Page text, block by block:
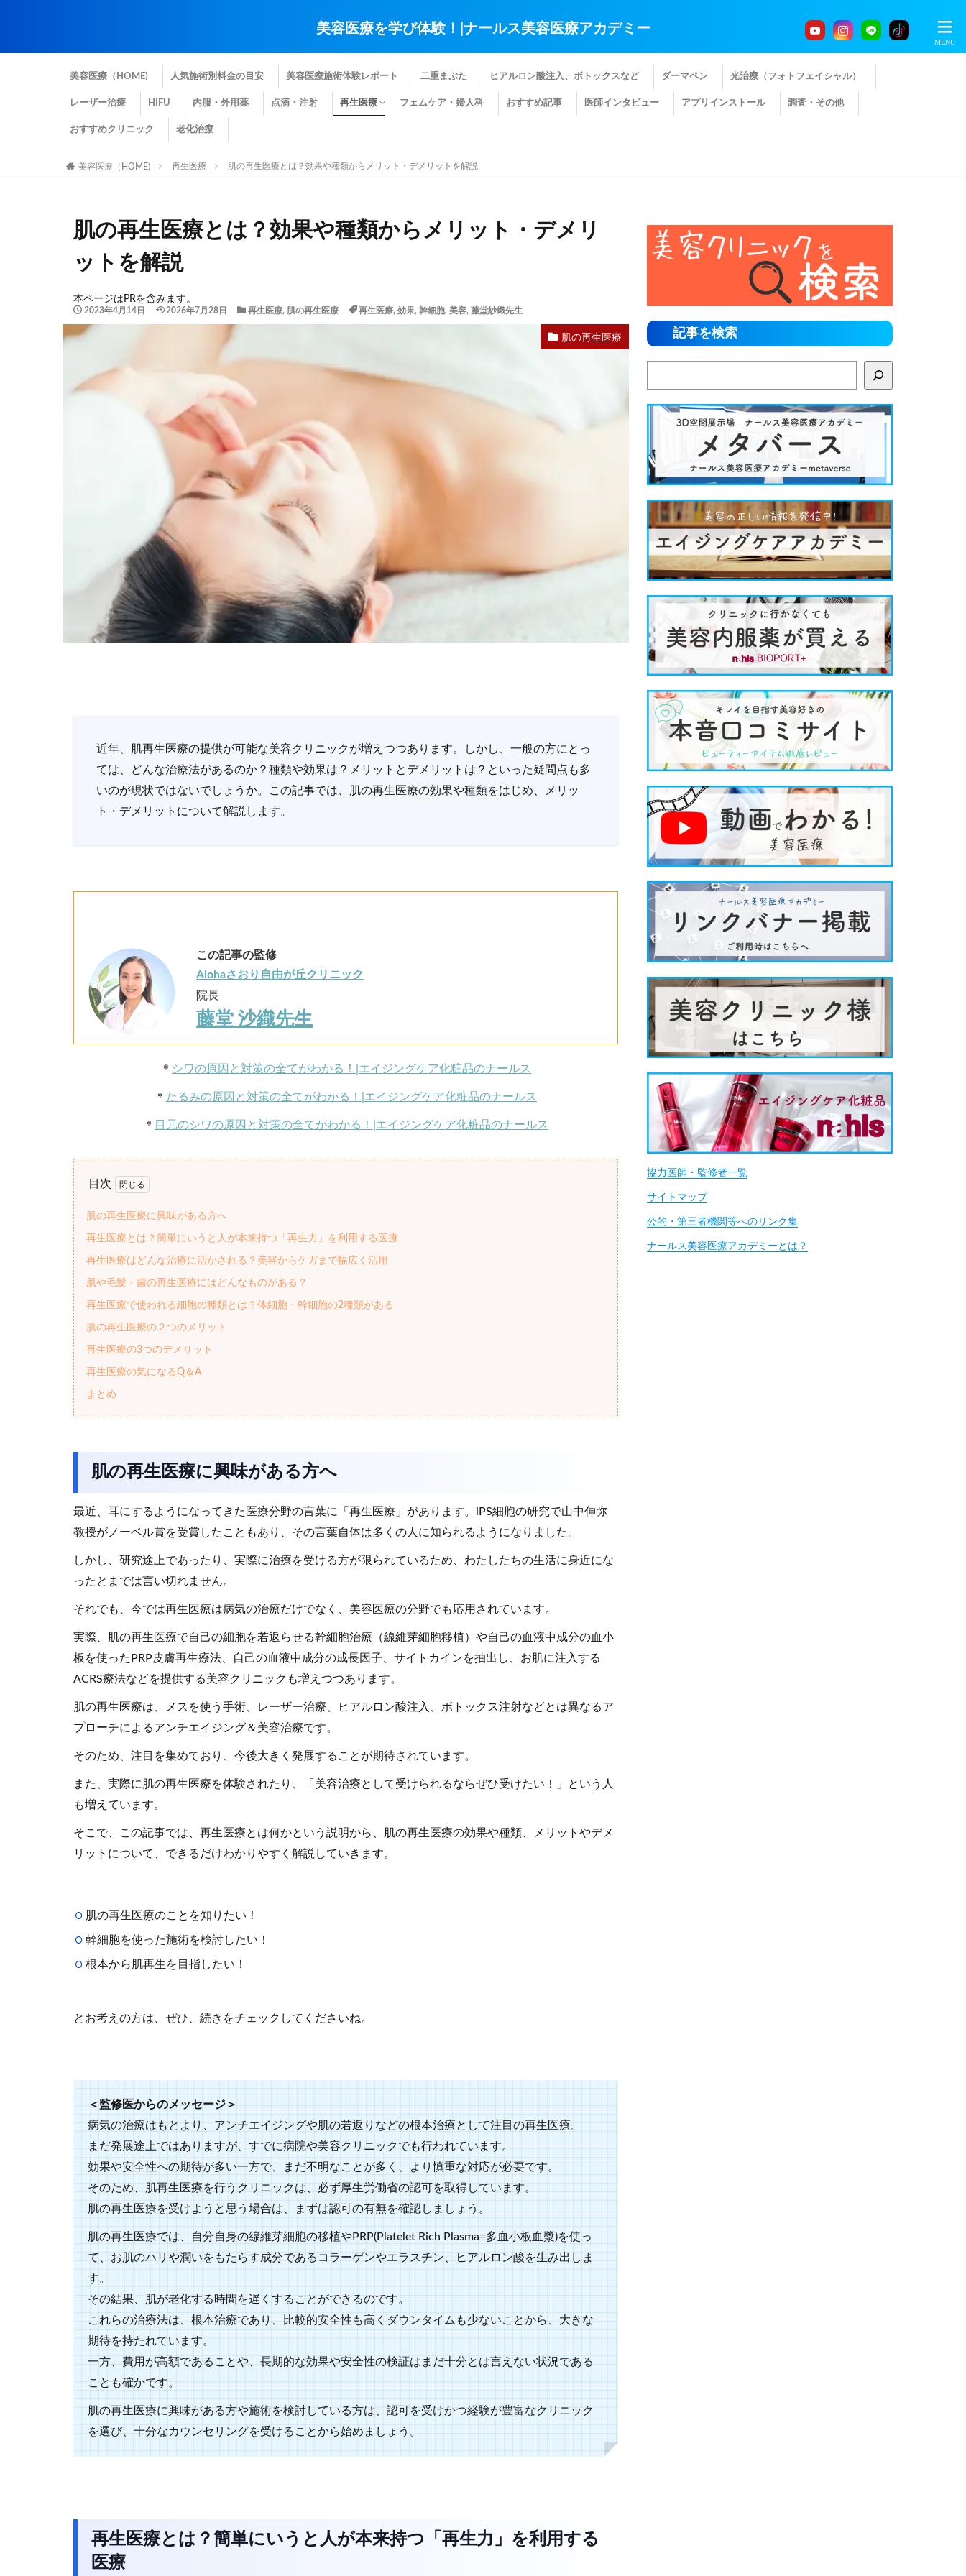
美容医療を学び体験！|ナールス美容医療アカデミー
美容医療（HOME) 人気施術別料金の目安 美容医療施術体験レポート 二重まぶた ヒアルロン酸注入、ボトックスなど ダーマペン 光治療（フォトフェイシャル）
レーザー治療 HIFU 内服・外用薬 点滴・注射 再生医療 フェムケア・婦人科 おすすめ記事 医師インタビュー アプリインストール 調査・その他
おすすめクリニック 老化治療
美容医療（HOME) 再生医療 肌の再生医療とは？効果や種類からメリット・デメリットを解説
肌の再生医療とは？効果や種類からメリット・デメリ
ットを解説
本ページはPRを含みます。
2023年4月14日 2026年7月28日 再生医療, 肌の再生医療 再生医療, 効果, 幹細胞, 美容, 藤堂紗織先生
肌の再生医療
近年、肌再生医療の提供が可能な美容クリニックが増えつつあります。しかし、一般の方にとっ
ては、どんな治療法があるのか？種類や効果は？メリットとデメリットは？といった疑問点も多
いのが現状ではないでしょうか。この記事では、肌の再生医療の効果や種類をはじめ、メリッ
ト・デメリットについて解説します。
この記事の監修
Alohaさおり自由が丘クリニック
院長
藤堂 沙織先生
＊ シワの原因と対策の全てがわかる！|エイジングケア化粧品のナールス
＊ たるみの原因と対策の全てがわかる！|エイジングケア化粧品のナールス
＊ 目元のシワの原因と対策の全てがわかる！|エイジングケア化粧品のナールス
目次
肌の再生医療に興味がある方へ
再生医療とは？簡単にいうと人が本来持つ「再生力」を利用する医療
再生医療はどんな治療に活かされる？美容からケガまで幅広く活用
肌や毛髪・歯の再生医療にはどんなものがある？
再生医療で使われる細胞の種類とは？体細胞・幹細胞の2種類がある
肌の再生医療の２つのメリット
再生医療の3つのデメリット
再生医療の気になるQ＆A
まとめ
肌の再生医療に興味がある方へ
最近、耳にするようになってきた医療分野の言葉に「再生医療」があります。iPS細胞の研究で山中伸弥
教授がノーベル賞を受賞したこともあり、その言葉自体は多くの人に知られるようになりました。
しかし、研究途上であったり、実際に治療を受ける方が限られているため、わたしたちの生活に身近にな
ったとまでは言い切れません。
それでも、今では再生医療は病気の治療だけでなく、美容医療の分野でも応用されています。
実際、肌の再生医療で自己の細胞を若返らせる幹細胞治療（線維芽細胞移植）や自己の血液中成分の血小
板を使ったPRP皮膚再生療法、自己の血液中成分の成長因子、サイトカインを抽出し、お肌に注入する
ACRS療法などを提供する美容クリニックも増えつつあります。
肌の再生医療は、メスを使う手術、レーザー治療、ヒアルロン酸注入、ボトックス注射などとは異なるア
プローチによるアンチエイジング＆美容治療です。
そのため、注目を集めており、今後大きく発展することが期待されています。
また、実際に肌の再生医療を体験されたり、「美容治療として受けられるならぜひ受けたい！」という人
も増えています。
そこで、この記事では、再生医療とは何かという説明から、肌の再生医療の効果や種類、メリットやデメ
リットについて、できるだけわかりやすく解説していきます。
肌の再生医療のことを知りたい！
幹細胞を使った施術を検討したい！
根本から肌再生を目指したい！
とお考えの方は、ぜひ、続きをチェックしてくださいね。
＜監修医からのメッセージ＞
病気の治療はもとより、アンチエイジングや肌の若返りなどの根本治療として注目の再生医療。
まだ発展途上ではありますが、すでに病院や美容クリニックでも行われています。
効果や安全性への期待が多い一方で、まだ不明なことが多く、より慎重な対応が必要です。
そのため、肌再生医療を行うクリニックは、必ず厚生労働省の認可を取得しています。
肌の再生医療を受けようと思う場合は、まずは認可の有無を確認しましょう。
肌の再生医療では、自分自身の線維芽細胞の移植やPRP(Platelet Rich Plasma=多血小板血漿)を使っ
て、お肌のハリや潤いをもたらす成分であるコラーゲンやエラスチン、ヒアルロン酸を生み出しま
す。
その結果、肌が老化する時間を遅くすることができるのです。
これらの治療法は、根本治療であり、比較的安全性も高くダウンタイムも少ないことから、大きな
期待を持たれています。
一方、費用が高額であることや、長期的な効果や安全性の検証はまだ十分とは言えない状況である
ことも確かです。
肌の再生医療に興味がある方や施術を検討している方は、認可を受けかつ経験が豊富なクリニック
を選び、十分なカウンセリングを受けることから始めましょう。
再生医療とは？簡単にいうと人が本来持つ「再生力」を利用する
医療
記事を検索
協力医師・監修者一覧
サイトマップ
公的・第三者機関等へのリンク集
ナールス美容医療アカデミーとは？